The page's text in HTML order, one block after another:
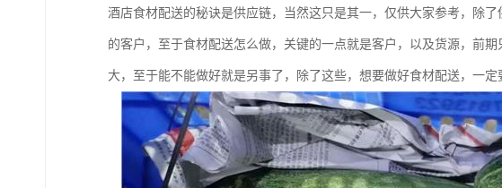
酒店食材配送的秘诀是供应链，当然这只是其一，仅供大家参考，除
的客户，至于食材配送怎么做，关键的一点就是客户，以及货源，前
大，至于能不能做好就是另事了，除了这些，想要做好食材配送，一定